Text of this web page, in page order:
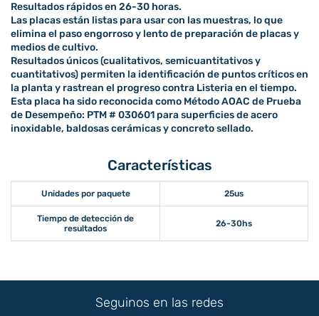
Resultados rápidos en 26-30 horas.
Las placas están listas para usar con las muestras, lo que
elimina el paso engorroso y lento de preparación de placas y
medios de cultivo.
Resultados únicos (cualitativos, semicuantitativos y
cuantitativos) permiten la identificación de puntos críticos en
la planta y rastrean el progreso contra Listeria en el tiempo.
Esta placa ha sido reconocida como Método AOAC de Prueba
de Desempeño: PTM # 030601 para superficies de acero
inoxidable, baldosas cerámicas y concreto sellado.
Características
Unidades por paquete 25us
Tiempo de detección de
resultados
26-30hs
Seguinos en las redes